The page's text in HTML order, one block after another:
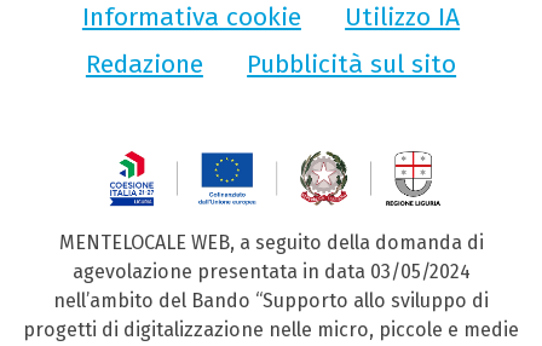
Informativa cookie
Utilizzo IA
Redazione
Pubblicità sul sito
MENTELOCALE WEB, a seguito della domanda di
agevolazione presentata in data 03/05/2024
nell’ambito del Bando “Supporto allo sviluppo di
progetti di digitalizzazione nelle micro, piccole e medie